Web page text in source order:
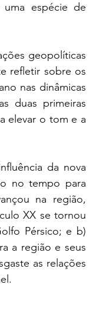
uma espécie de
geopolíticas
refletir sobre os
nas dinâmicas
duas primeiras
elevar o tom e a
da nova
no tempo para
na região,
XX se tornou
Pérsico; e b)
a região e seus
as relações